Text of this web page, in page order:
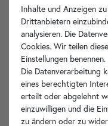
Produktdetails
Artikelbeschreibung
Hersteller-Info
Inhalte und Anzeigen
Drittanbietern
analysieren. Die
Cookies. Wir teilen
Einstellungen benennen.
Die Datenverarbeitung
eines berechtigten
erteilt oder abgelehnt
einzuwilligen und die
zu ändern oder zu